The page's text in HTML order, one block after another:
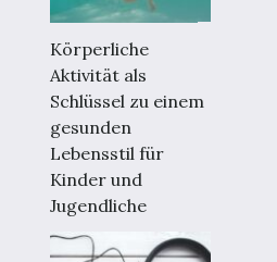
Körperliche
Aktivität als
Schlüssel zu einem
gesunden
Lebensstil für
Kinder und
Jugendliche